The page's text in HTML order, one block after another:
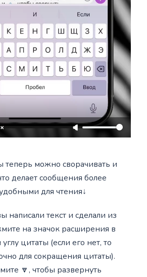
можно сворачивать и
делает сообщения более
для чтения↓
написали текст и сделали из
на значок расширения в
цитаты (если его нет, то
для сокращения цитаты).
🔽, чтобы развернуть